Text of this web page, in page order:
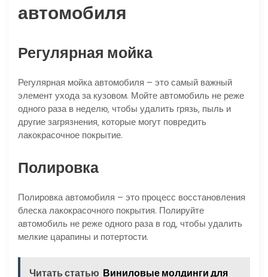
автомобиля
Регулярная мойка
Регулярная мойка автомобиля – это самый важный
элемент ухода за кузовом. Мойте автомобиль не реже
одного раза в неделю‚ чтобы удалить грязь‚ пыль и
другие загрязнения‚ которые могут повредить
лакокрасочное покрытие.
Полировка
Полировка автомобиля – это процесс восстановления
блеска лакокрасочного покрытия. Полируйте
автомобиль не реже одного раза в год‚ чтобы удалить
мелкие царапины и потертости.
Читать статью Виниловые молдинги для